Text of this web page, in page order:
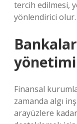
tercih edilmesi,
yönlendirici olur.
yönetimi
Finansal
zamanda algı
arayüzlere